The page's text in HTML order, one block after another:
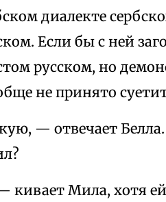
диалекте
Если бы с ней
русском, но
не принято
— отвечает
Мила, хотя ей